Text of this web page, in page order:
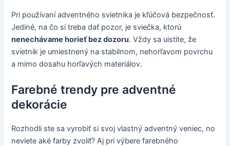
Pri používaní adventného svietnika je kľúčová bezpečnosť.
Jediné, na čo si treba dať pozor, je sviečka, ktorú
nenechávame horieť bez dozoru. Vždy sa uistite, že
svietnik je umiestnený na stabilnom, nehorľavom povrchu
a mimo dosahu horľavých materiálov.
Farebné trendy pre adventné
dekorácie
Rozhodli ste sa vyrobiť si svoj vlastný adventný veniec, no
neviete aké farby zvoliť? Aj pri výbere farebného